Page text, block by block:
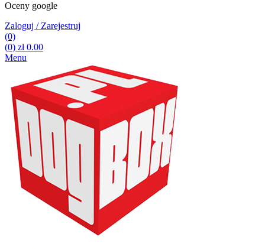
Oceny google
Zaloguj / Zarejestruj
(0)
(0) zł0.00
Menu